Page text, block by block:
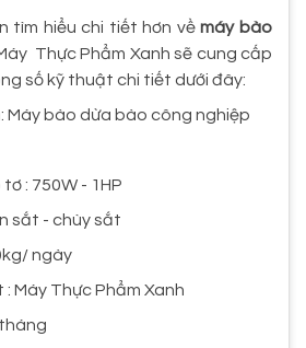
tìm hiểu chi tiết hơn vềmáy bào
Thực Phẩm Xanh sẽ cung cấp
số kỹ thuật chi tiết dưới đây:
Máy bào dừa bào công nghiệp
: 750W - 1HP
sắt - chùy sắt
ngày
Máy Thực Phẩm Xanh